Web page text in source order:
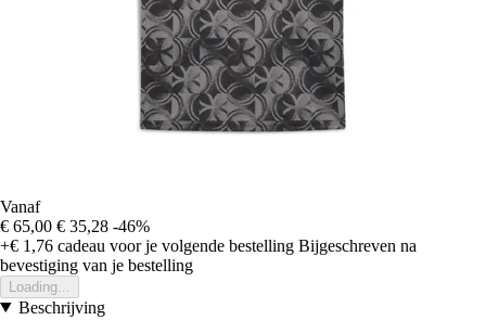
Vanaf
€ 65,00 € 35,28 -46%
+€ 1,76 cadeau voor je volgende bestelling Bijgeschreven na
bevestiging van je bestelling
Loading...
Beschrijving